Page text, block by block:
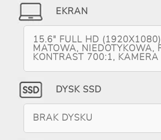
EKRAN
15.6" FULL HD
MATOWA, NIEDOTYKOWA,
KONTRAST 700:1,
DYSK SSD
BRAK DYSKU